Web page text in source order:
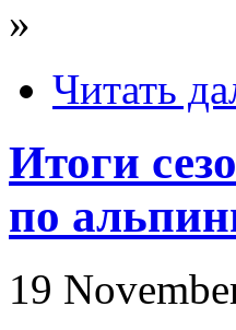
»
Читать
Итоги
по
19